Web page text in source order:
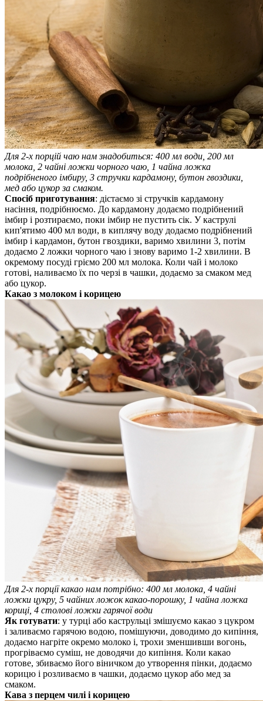
Для 2-х порцій чаю нам знадобиться: 400 мл води, 200 мл
молока, 2 чайні ложки чорного чаю, 1 чайна ложка
подрібненого імбиру, 3 стручки кардамону, бутон гвоздики,
мед або цукор за смаком.
Спосіб приготування: дістаємо зі стручків кардамону
насіння, подрібнюємо. До кардамону додаємо подрібнений
імбир і розтираємо, поки імбир не пустить сік. У каструлі
кип'ятимо 400 мл води, в киплячу воду додаємо подрібнений
імбир і кардамон, бутон гвоздики, варимо хвилини 3, потім
додаємо 2 ложки чорного чаю і знову варимо 1-2 хвилини. В
окремому посуді гріємо 200 мл молока. Коли чай і молоко
готові, наливаємо їх по черзі в чашки, додаємо за смаком мед
або цукор.
Какао з молоком і корицею
Для 2-х порції какао нам потрібно: 400 мл молока, 4 чайні
ложки цукру, 5 чайних ложок какао-порошку, 1 чайна ложка
кориці, 4 столові ложки гарячої води
Як готувати: у турці або каструльці змішуємо какао з цукром
і заливаємо гарячою водою, помішуючи, доводимо до кипіння,
додаємо нагріте окремо молоко і, трохи зменшивши вогонь,
прогріваємо суміш, не доводячи до кипіння. Коли какао
готове, збиваємо його віничком до утворення пінки, додаємо
корицю і розливаємо в чашки, додаємо цукор або мед за
смаком.
Кава з перцем чилі і корицею